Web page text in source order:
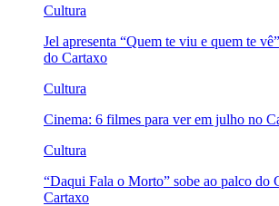
Cultura
Jel apresenta “Quem te viu e quem te
do Cartaxo
Cultura
Cinema: 6 filmes para ver em julho no
Cultura
“Daqui Fala o Morto” sobe ao palco do
Cartaxo